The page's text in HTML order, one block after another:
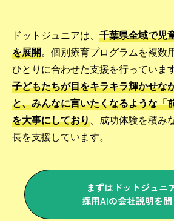
ドットジュニアは、 千葉県全域で児
を展開。個別療育プログラムを複数
ひとりに合わせた支援を行っています
子どもたちが目をキラキラ輝かせな
と、みんなに言いたくなるような「
を大事にしており、成功体験を積み
長を支援しています。
まずはドットジュニ
採用AIの会社説明を聞